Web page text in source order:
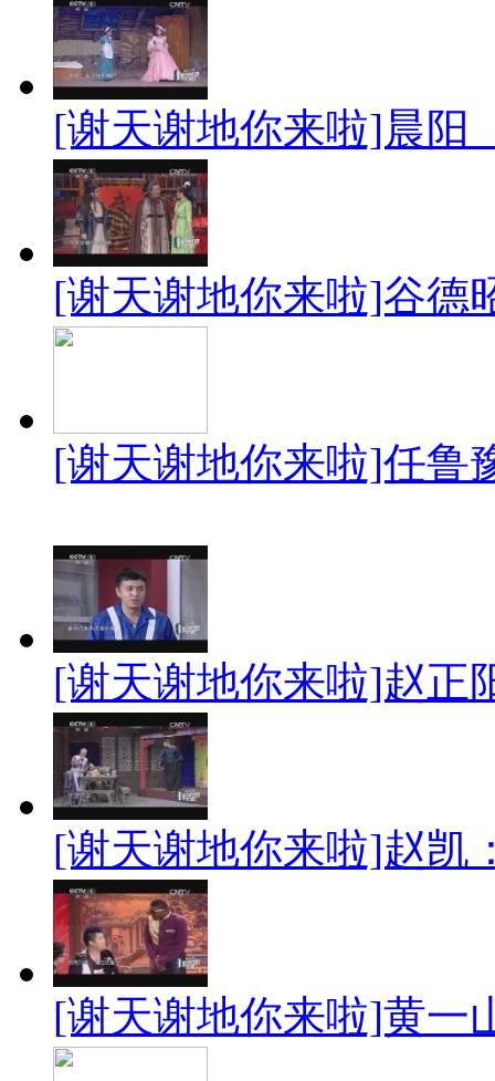
[谢天谢地你来啦]晨阳
[谢天谢地你来啦]谷德
[谢天谢地你来啦]任鲁
[谢天谢地你来啦]赵正
[谢天谢地你来啦]赵凯
[谢天谢地你来啦]黄一